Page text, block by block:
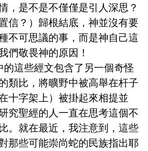
，是不是不僅僅是引人深思？
信？）歸根結底，神並沒有要
不可思議的事，而是神自己這
們敬畏神的原因！
這些經文包含了另一個奇怪
類比，將曠野中被高舉在杆子
十字架上）被掛起來相提並
究聖經的人一直在思考這個不
。就在最近，我注意到，這些
那些可能崇尚蛇的民族指出耶